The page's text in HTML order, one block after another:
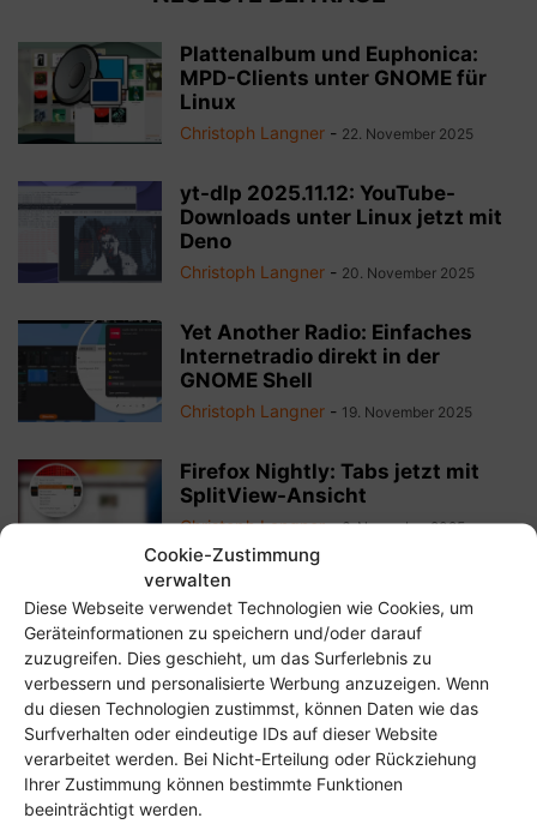
Cookie-Zustimmung
verwalten
Diese Webseite verwendet Technologien wie Cookies, um
Geräteinformationen zu speichern und/oder darauf
zuzugreifen. Dies geschieht, um das Surferlebnis zu
verbessern und personalisierte Werbung anzuzeigen. Wenn
du diesen Technologien zustimmst, können Daten wie das
Surfverhalten oder eindeutige IDs auf dieser Website
verarbeitet werden. Bei Nicht-Erteilung oder Rückziehung
Ihrer Zustimmung können bestimmte Funktionen
beeinträchtigt werden.
Plattenalbum und Euphonica:
MPD-Clients unter GNOME für
Linux
Christoph Langner - 22. November 2025
yt-dlp 2025.11.12: YouTube-
Downloads unter Linux jetzt mit
Deno
Christoph Langner - 20. November 2025
Yet Another Radio: Einfaches
Internetradio direkt in der
GNOME Shell
Christoph Langner - 19. November 2025
Firefox Nightly: Tabs jetzt mit
SplitView-Ansicht
Christoph Langner - 6. November 2025
Apostrophe 3.3: Mein liebster
Markdown-Editor wird runder
Christoph Langner - 11. September 2025
SSHPilot 3.5.4: Linux-Alternative
zu PuTTY oder SecureCRT
Christoph Langner